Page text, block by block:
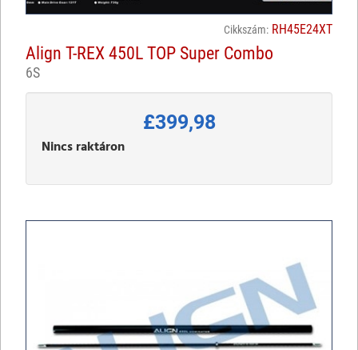
Cikkszám: RH45E24XT
Align T-REX 450L TOP Super Combo
6S
£399,98
Nincs raktáron